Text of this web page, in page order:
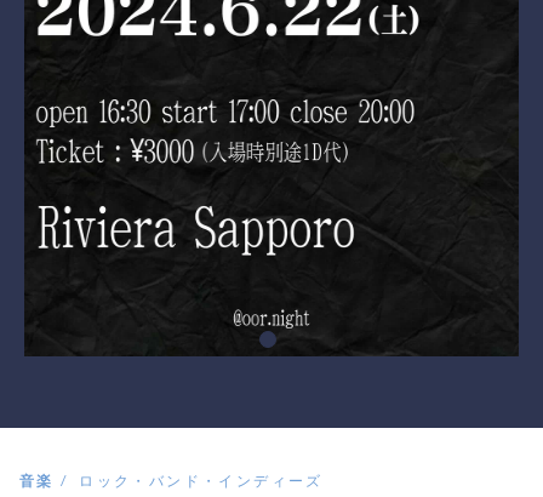
音楽 ロック・バンド・インディーズ